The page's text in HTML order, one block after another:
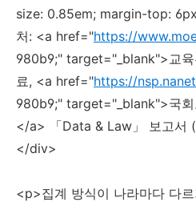
size: 0.85em; margin-top:
처: <a href="https://
980b9;" target="_blank">교
료, <a href="https://
980b9;" target="_blank">국회
</a> 「Data & Law」 보고서
</div>
<p>집계 방식이 나라마다 다